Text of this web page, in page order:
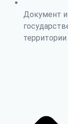
Документ